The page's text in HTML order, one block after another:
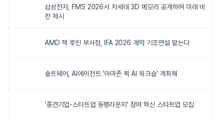
삼성전자, FMS 2026서 차세대 3D 메모리 공개하며 미래 비
전 제시
AMD 잭 후인 부사장, IFA 2026 개막 기조연설 맡는다
솔트웨어, AI에이전트 ‘아마존 퀵 AI 워크숍’ 개최해
‘중견기업-스타트업 동행라운지’ 참여 혁신 스타트업 모집